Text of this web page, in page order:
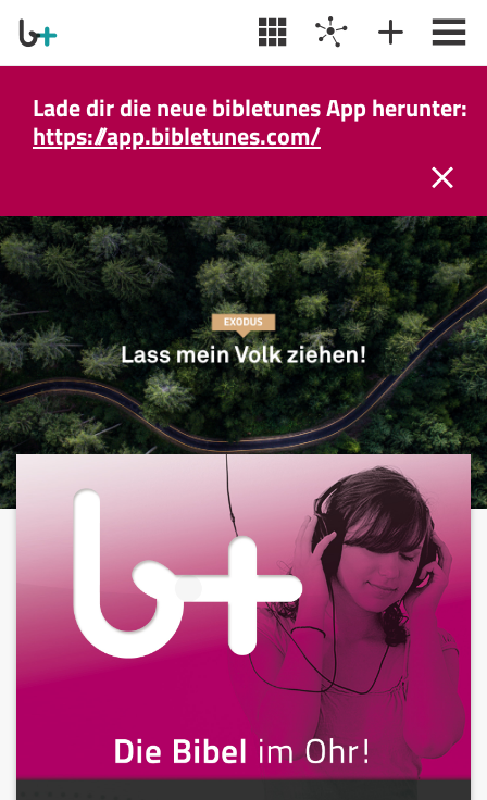
Lade dir die neue bibletunes App herunter:
https://app.bibletunes.com/